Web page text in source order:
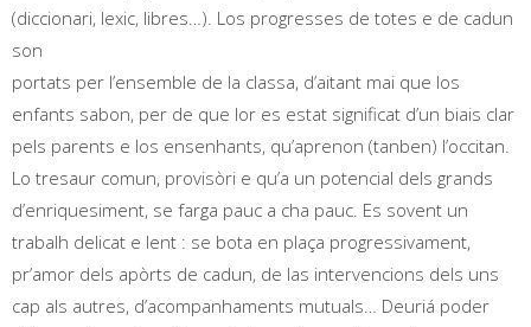
(diccionari, lexic, libres…). Los progresses de totes e de cadun
son
portats per l’ensemble de la classa, d’aitant mai que los
enfants sabon, per de que lor es estat significat d’un biais clar
pels parents e los ensenhants, qu’aprenon (tanben) l’occitan.
Lo tresaur comun, provisòri e qu’a un potencial dels grands
d’enriquesiment, se farga pauc a cha pauc. Es sovent un
trabalh delicat e lent : se bota en plaça progressivament,
pr’amor dels apòrts de cadun, de las intervencions dels uns
cap als autres, d’acompanhaments mutuals… Deuriá poder